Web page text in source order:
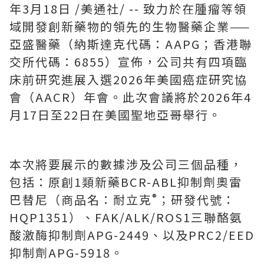
年3月18日 /美通社/ -- 致力於在腫瘤等領
域開發創新藥物的領先的生物醫藥企業——
亞盛醫藥（納斯達克代碼： AAPG ；香港聯
交所代碼： 6855）宣佈，公司共有四項臨
床前研究進展入選2026年美國癌症研究協
會（AACR）年會。此次會議將於2026年4
月 17 日至22 日在美國聖地亞哥舉行。
本次將要展示的數據涉及公司三個品種，
包括：原創1類新藥BCR-ABL抑制劑奧雷
巴替尼（商品名：耐立克® ；研發代號：
HQP1351）、 FAK/ALK/ROS1三聯酪氨
酸激酶抑制劑APG-2449 、以及PRC2/EED
抑制劑APG-5918 。